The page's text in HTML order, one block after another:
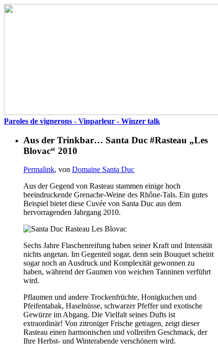
Paroles de vignerons - Vinparleur - Winzer talk
Aus der Trinkbar… Santa Duc #Rasteau „Les
Blovac“ 2010
Permalink, von Domaine Santa Duc
Aus der Gegend von Rasteau stammen einige hoch
beeindruckende Grenache-Weine des Rhône-Tals. Ein gutes
Beispiel bietet diese Cuvée von Santa Duc aus dem
hervorragenden Jahrgang 2010.
Sechs Jahre Flaschenreifung haben seiner Kraft und Intensität
nichts angetan. Im Gegenteil sogar, denn sein Bouquet scheint
sogar noch an Ausdruck und Komplexität gewonnen zu
haben, während der Gaumen von weichen Tanninen verführt
wird.
Pflaumen und andere Trockenfrüchte, Honigkuchen und
Pfeifentabak, Haselnüsse, schwarzer Pfeffer und exotische
Gewürze im Abgang. Die Vielfalt seines Dufts ist
extraordinär! Von zitroniger Frische getragen, zeigt dieser
Rasteau einen harmonischen und vollreifen Geschmack, der
Ihre Herbst- und Winterabende verschönern wird.